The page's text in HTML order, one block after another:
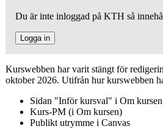
Du är inte inloggad på KTH så
Logga in
Kurswebben har varit stängt för
oktober 2026. Utifrån hur kurswebben
Sidan "Inför kursval" i Om kursen
Kurs-PM (i Om kursen)
Publikt utrymme i Canvas